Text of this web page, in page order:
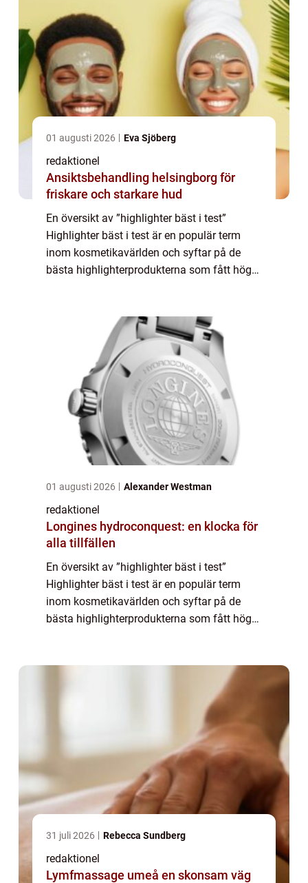
01 augusti 2026 Eva Sjöberg
redaktionel
Ansiktsbehandling helsingborg för
friskare och starkare hud
En översikt av ”highlighter bäst i test”
Highlighter bäst i test är en populär term
inom kosmetikavärlden och syftar på de
bästa highlighterprodukterna som fått höga
01 augusti 2026 Alexander Westman
redaktionel
Longines hydroconquest: en klocka för
alla tillfällen
En översikt av ”highlighter bäst i test”
Highlighter bäst i test är en populär term
inom kosmetikavärlden och syftar på de
bästa highlighterprodukterna som fått höga
31 juli 2026 Rebecca Sundberg
redaktionel
Lymfmassage umeå en skonsam väg